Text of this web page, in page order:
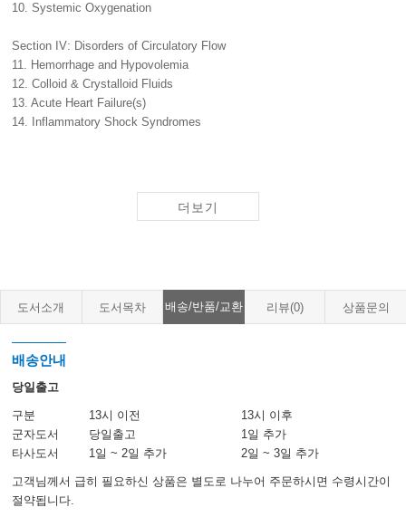
10. Systemic Oxygenation
Section IV: Disorders of Circulatory Flow
11. Hemorrhage and Hypovolemia
12. Colloid & Crystalloid Fluids
13. Acute Heart Failure(s)
14. Inflammatory Shock Syndromes
16. Acute Coronary Syndromes
Section VI: Blood Components
18. Erythrocyte Transfusions
Section VII: Blood Components
20. Hypoxia & Hypercapnia
21. Oximetry & Capnography
22. Oxygen Inhalation Therapy
24. Asthma & COPD in the ICU
더보기
도서소개 도서목차 배송/반품/교환 리뷰(0) 상품문의
배송안내
당일출고
구분 13시 이전
13시 이후
군자도서
당일출고
1일 추가
타사도서
1일 ~ 2일 추가 2일 ~ 3일 추가
고객님께서 급히 필요하신 상품은 별도로 나누어 주문하시면 수령시간이
절약됩니다.